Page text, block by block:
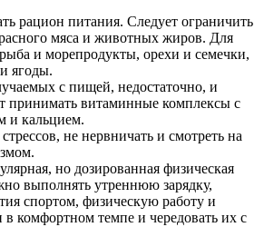
рацион питания. Следует ограничить
мяса и животных жиров. Для
и морепродукты, орехи и семечки,
ягоды.
с пищей, недостаточно, и
принимать витаминные комплексы с
и кальцием.
не нервничать и смотреть на
но дозированная физическая
выполнять утреннюю зарядку,
спортом, физическую работу и
комфортном темпе и чередовать их с